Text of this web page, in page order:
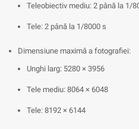
Teleobiectiv mediu: 2 până la 1/
Tele: 2 până la 1/8000 s
Dimensiune maximă a fotografiei:
Unghi larg: 5280 × 3956
Tele mediu: 8064 × 6048
Tele: 8192 × 6144